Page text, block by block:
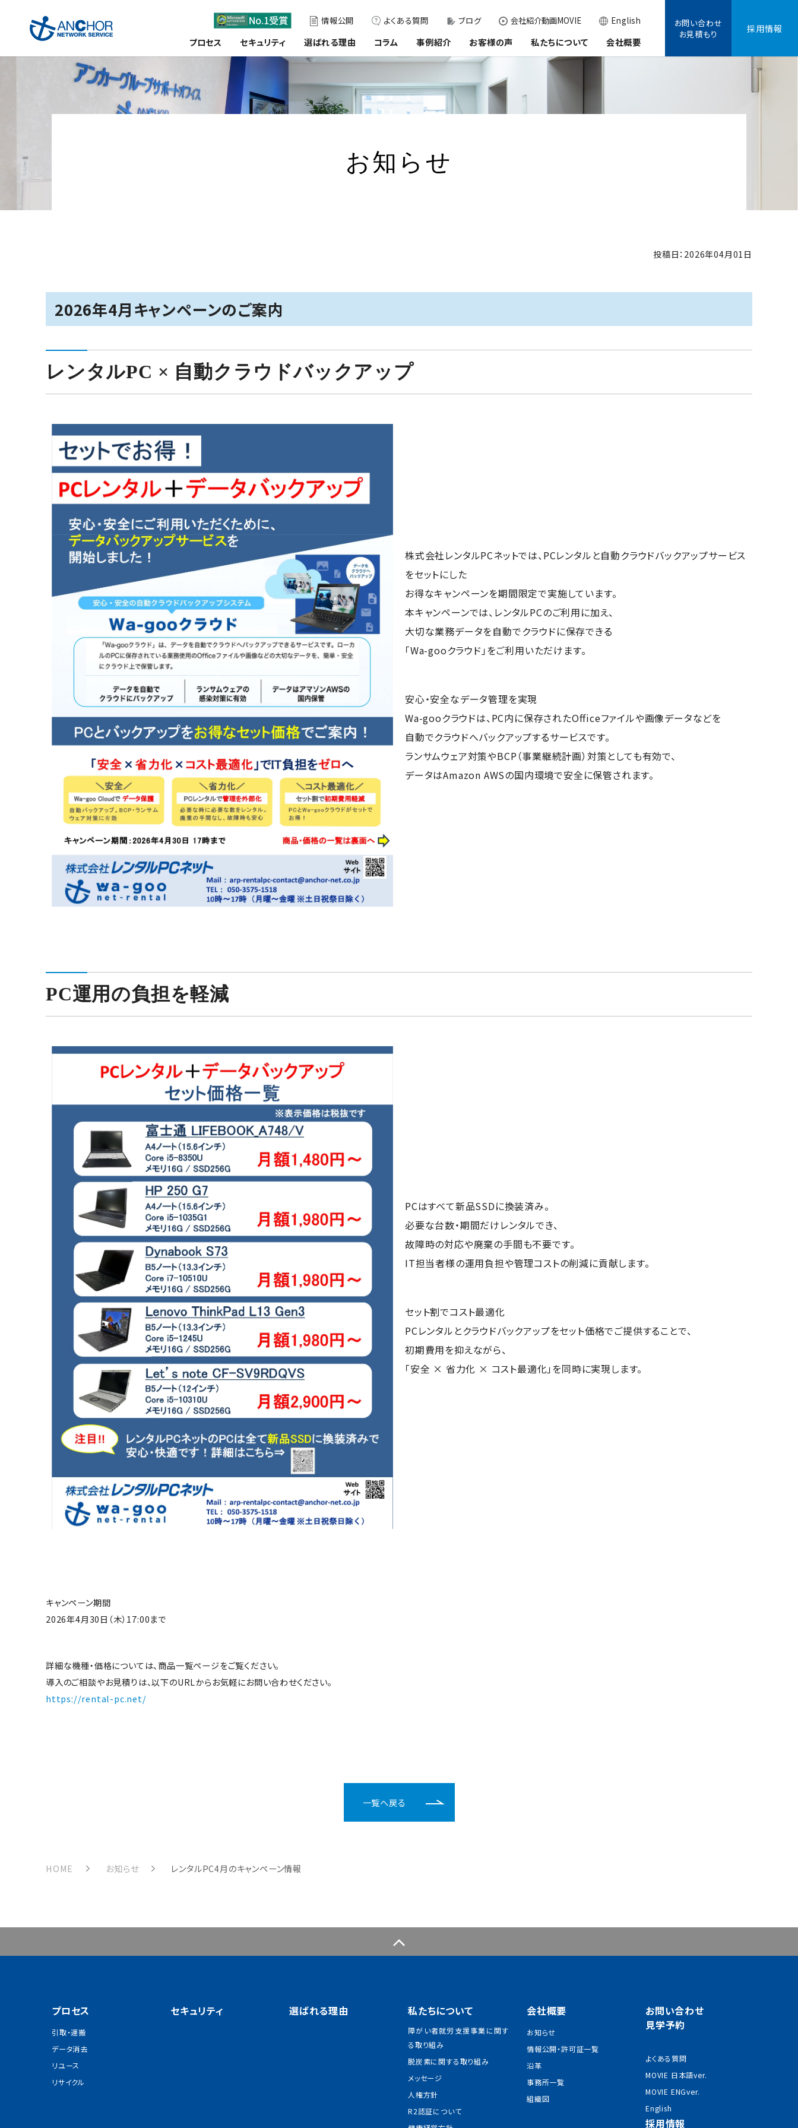
情報公開 よくある質問 ブログ 会社紹介動画MOVIE English
プロセス セキュリティ 選ばれる理由 コラム 事例紹介 お客様の声 私たちについて 会社概要
お問い合わせ
お見積もり
採用情報
お知らせ
投稿日：2026年04月01日
2026年4月キャンペーンのご案内
レンタルPC × 自動クラウドバックアップ
株式会社レンタルPCネットでは、PCレンタルと自動クラウドバックアップサービス
をセットにした
お得なキャンペーンを期間限定で実施しています。
本キャンペーンでは、レンタルPCのご利用に加え、
大切な業務データを自動でクラウドに保存できる
「Wa-gooクラウド」をご利用いただけます。
安心・安全なデータ管理を実現
Wa-gooクラウドは、PC内に保存されたOfficeファイルや画像データなどを
自動でクラウドへバックアップするサービスです。
ランサムウェア対策やBCP（事業継続計画）対策としても有効で、
データはAmazon AWSの国内環境で安全に保管されます。
PC運用の負担を軽減
PCはすべて新品SSDに換装済み。
必要な台数・期間だけレンタルでき、
故障時の対応や廃棄の手間も不要です。
IT担当者様の運用負担や管理コストの削減に貢献します。
セット割でコスト最適化
PCレンタルとクラウドバックアップをセット価格でご提供することで、
初期費用を抑えながら、
「安全 × 省力化 × コスト最適化」を同時に実現します。
キャンペーン期間
2026年4月30日（木）17:00まで
詳細な機種・価格については、商品一覧ページをご覧ください。
導入のご相談やお見積りは、以下のURLからお気軽にお問い合わせください。
https://rental-pc.net/
一覧へ戻る
HOME お知らせ レンタルPC4月のキャンペーン情報
プロセス
引取・運搬
データ消去
リユース
リサイクル
セキュリティ 選ばれる理由 私たちについて
障がい者就労支援事業に関す
る取り組み
脱炭素に関する取り組み
メッセージ
人権方針
R2認証について
会社概要
お知らせ
情報公開・許可証一覧
沿革
事務所一覧
組織図
お問い合わせ
見学予約
よくある質問
MOVIE 日本語ver.
MOVIE ENGver.
English
採用情報